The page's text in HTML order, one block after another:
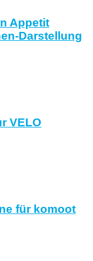
Appetit
Darstellung
VELO
für komoot